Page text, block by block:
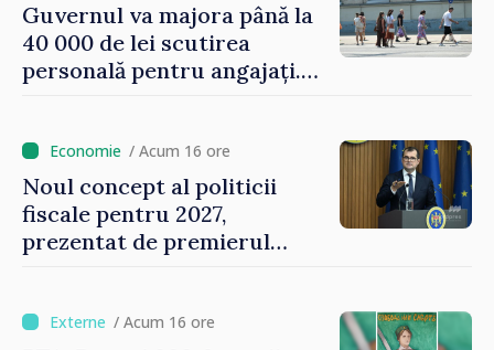
Guvernul va majora până la
40 000 de lei scutirea
personală pentru angajați.
oamenilor”/ Acum 16 ore
Noul concept al politicii
fiscale pentru 2027,
prezentat de premierul
investițiile, taxăm viciile și
/ Acum 16 ore